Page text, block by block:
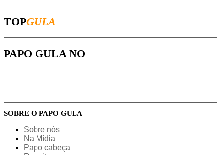
TOPGULA
PAPO GULA NO
SOBRE O PAPO GULA
Sobre nós
Na Mídia
Papo cabeça